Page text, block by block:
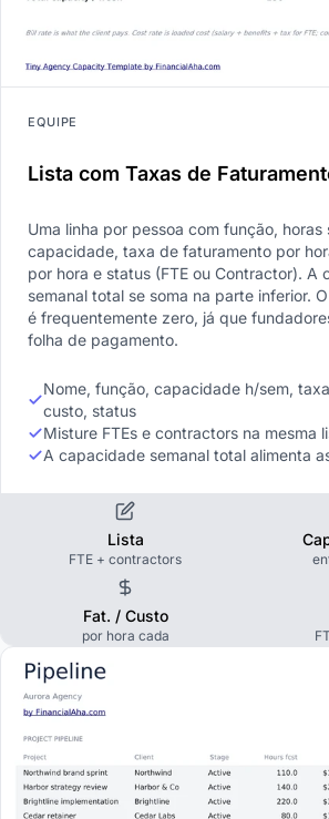
EQUIPE
Lista com Taxas de
Uma linha por pessoa com função, horas
capacidade, taxa de faturamento por
por hora e status (FTE ou Contractor). A
semanal total se soma na parte inferior.
é frequentemente zero, já que
folha de pagamento.
Nome, função, capacidade h/sem,
custo, status
Misture FTEs e contractors na mesma
A capacidade semanal total alimenta
Lista
FTE + contractors
Fat. / Custo
por hora cada